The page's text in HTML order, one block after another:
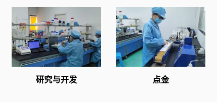
研究与开发 点金